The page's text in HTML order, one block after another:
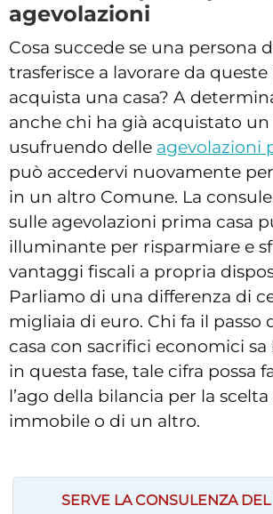
agevolazioni
Cosa succede se una persona
trasferisce a lavorare da
acquista una casa? A
anche chi ha già acquistato
usufruendo delle agevolazioni
può accedervi nuovamente
in un altro Comune. La
sulle agevolazioni prima casa
illuminante per risparmiare e
vantaggi fiscali a propria
Parliamo di una differenza di
migliaia di euro. Chi fa il passo
casa con sacrifici economici
in questa fase, tale cifra possa
l’ago della bilancia per la
immobile o di un altro.
SERVE LA CONSULENZA